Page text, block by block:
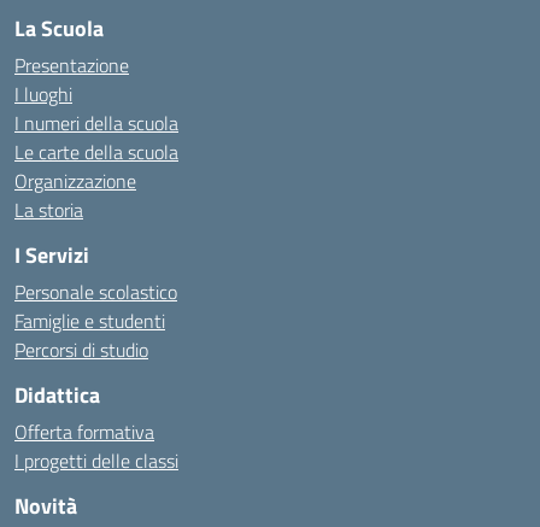
La Scuola
Presentazione
I luoghi
I numeri della scuola
Le carte della scuola
Organizzazione
La storia
I Servizi
Personale scolastico
Famiglie e studenti
Percorsi di studio
Didattica
Offerta formativa
I progetti delle classi
Novità